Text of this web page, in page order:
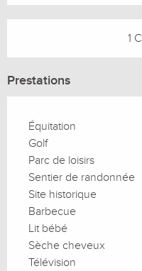
1
Prestations
Équitation
Golf
Parc de loisirs
Sentier de randonnée
Site historique
Barbecue
Lit bébé
Sèche cheveux
Télévision